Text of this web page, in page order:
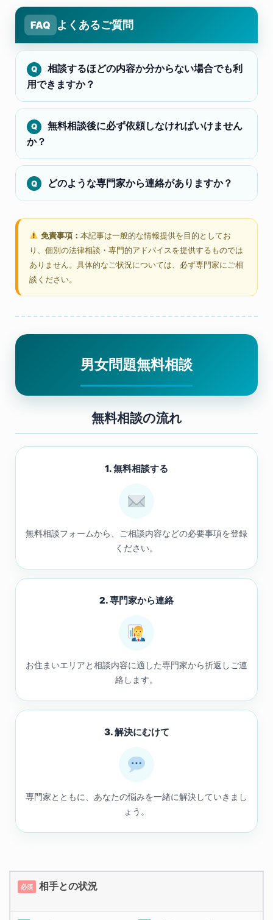
FAQ よくあるご質問
相談するほどの内容か分からない場合でも利
用できますか？
無料相談後に必ず依頼しなければいけません
か？
どのような専門家から連絡がありますか？
免責事項： 本記事は一般的な情報提供を目的としてお
り、個別の法律相談・専門的アドバイスを提供するものでは
ありません。具体的なご状況については、必ず専門家にご相
談ください。
男女問題無料相談
無料相談の流れ
1. 無料相談する
無料相談フォームから、ご相談内容などの必要事項を登録
ください。
2. 専門家から連絡
お住まいエリアと相談内容に適した専門家から折返しご連
絡します。
3. 解決にむけて
専門家とともに、あなたの悩みを一緒に解決していきまし
ょう。
必須 相手との状況